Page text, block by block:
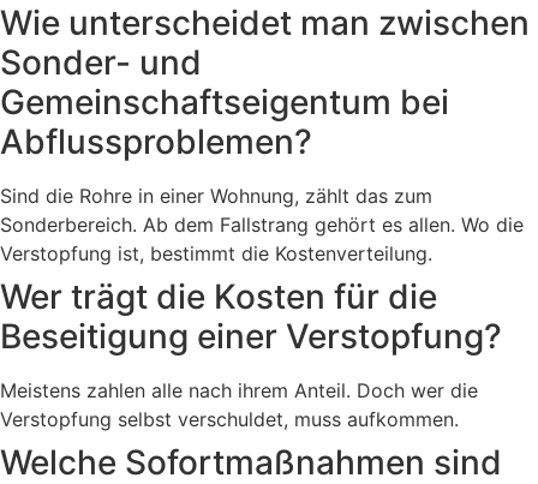
Wie unterscheidet man zwischen
Sonder- und
Gemeinschaftseigentum bei
Abflussproblemen?
Sind die Rohre in einer Wohnung, zählt das zum
Sonderbereich. Ab dem Fallstrang gehört es allen. Wo die
Verstopfung ist, bestimmt die Kostenverteilung.
Wer trägt die Kosten für die
Beseitigung einer Verstopfung?
Meistens zahlen alle nach ihrem Anteil. Doch wer die
Verstopfung selbst verschuldet, muss aufkommen.
Welche Sofortmaßnahmen sind